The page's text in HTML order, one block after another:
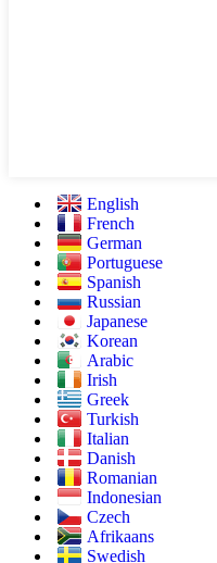
English
French
German
Portuguese
Spanish
Russian
Japanese
Korean
Arabic
Irish
Greek
Turkish
Italian
Danish
Romanian
Indonesian
Czech
Afrikaans
Swedish